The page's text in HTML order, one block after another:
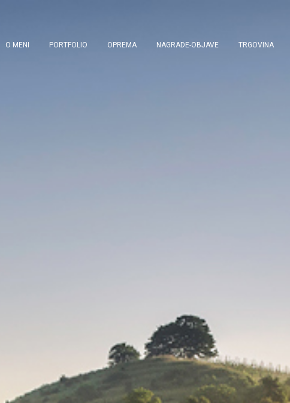
O MENI PORTFOLIO OPREMA NAGRADE-OBJAVE TRGOVINA